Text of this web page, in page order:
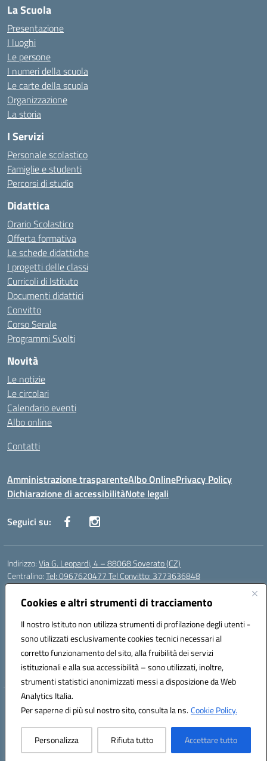
Cookies e altri strumenti di tracciamento
Il nostro Istituto non utilizza strumenti di profilazione degli utenti -
sono utilizzati esclusivamente cookies tecnici necessari al
corretto funzionamento del sito, alla fruibilità dei servizi
istituzionali e alla sua accessibilità – sono utilizzati, inoltre,
strumenti statistici anonimizzati messi a disposizione da Web
Analytics Italia.
Per saperne di più sul nostro sito, consulta la ns.Cookie Policy.
Personalizza Rifiuta tutto Accettare tutto
La Scuola
Presentazione
I luoghi
Le persone
I numeri della scuola
Le carte della scuola
Organizzazione
La storia
I Servizi
Personale scolastico
Famiglie e studenti
Percorsi di studio
Didattica
Orario Scolastico
Offerta formativa
Le schede didattiche
I progetti delle classi
Curricoli di Istituto
Documenti didattici
Convitto
Corso Serale
Programmi Svolti
Novità
Le notizie
Le circolari
Calendario eventi
Albo online
Contatti
Amministrazione trasparenteAlbo OnlinePrivacy Policy
Dichiarazione di accessibilitàNote legali
Seguici su:
Indirizzo:Via G. Leopardi, 4 – 88068 Soverato (CZ)
Centralino:Tel: 0967620477 Tel Convitto: 3773636848
Email:
Posta elettronica certificata (PEC):czrh04000q@pec.istruzione.it
Codice fiscale: 84000690796
Codice meccanografico:CZRH04000Q
Codice Indice delle Pubbliche Amministrazioni (IPA): istsc_czrh04000q
Codice unico di fatturazione (CUF): UF9M13
Hosting & Powered by 3D Solution S.r.l.
Concept & Design by Designers Italia